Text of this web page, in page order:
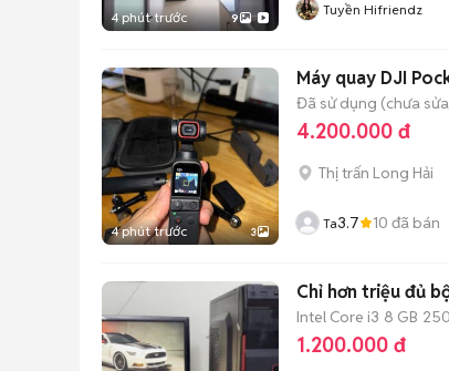
4 phút trước 9 Tuyền Hifriendz
4 phút trước 3
Máy quay DJI
Đã sử dụng (chưa
4.200.000 đ
Thị trấn Long Hải
Ta3.7 10 đã bán
Chỉ hơn triệu đủ
Intel Core i3 8 GB
1.200.000 đ